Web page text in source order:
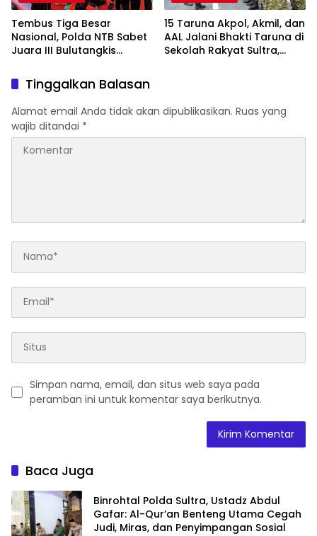
Tembus Tiga Besar
Nasional, Polda NTB Sabet
Juara III Bulutangkis
15 Taruna Akpol, Akmil, dan
AAL Jalani Bhakti Taruna di
Sekolah Rakyat Sultra,
Tinggalkan Balasan
Alamat email Anda tidak akan dipublikasikan. Ruas yang
wajib ditandai *
Simpan nama, email, dan situs web saya pada
peramban ini untuk komentar saya berikutnya.
Baca Juga
Binrohtal Polda Sultra, Ustadz Abdul
Gafar: Al-Qur’an Benteng Utama Cegah
Judi, Miras, dan Penyimpangan Sosial